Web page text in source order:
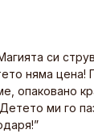
си
няма цена!
опаковано
ми го
”